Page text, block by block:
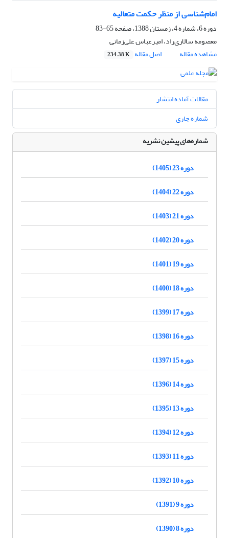
امام‌شناسی از منظر حکمت متعالیه
دوره 6، شماره 4، زمستان 1388، صفحه
65-83
معصومه سالاری‌راد، امیرعباس علی‌زمانی
مشاهده مقاله
اصل مقاله 234.38 K
مقالات آماده انتشار
شماره جاری
شماره‌های پیشین نشریه
دوره 23 (1405)
دوره 22 (1404)
دوره 21 (1403)
دوره 20 (1402)
دوره 19 (1401)
دوره 18 (1400)
دوره 17 (1399)
دوره 16 (1398)
دوره 15 (1397)
دوره 14 (1396)
دوره 13 (1395)
دوره 12 (1394)
دوره 11 (1393)
دوره 10 (1392)
دوره 9 (1391)
دوره 8 (1390)